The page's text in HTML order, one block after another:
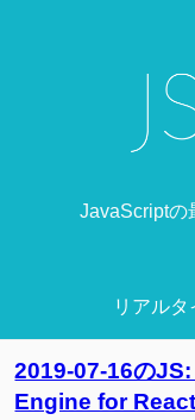
JavaScriptの
リアルタ
2019-07-16の
Engine for